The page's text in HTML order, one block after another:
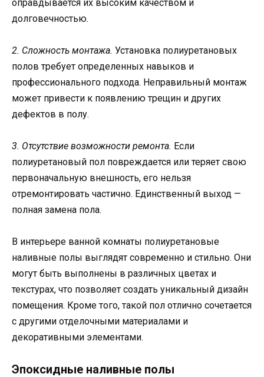
оправдывается их высоким качеством и
долговечностью.
2. Сложность монтажа. Установка полиуретановых
полов требует определенных навыков и
профессионального подхода. Неправильный монтаж
может привести к появлению трещин и других
дефектов в полу.
3. Отсутствие возможности ремонта. Если
полиуретановый пол повреждается или теряет свою
первоначальную внешность, его нельзя
отремонтировать частично. Единственный выход —
полная замена пола.
В интерьере ванной комнаты полиуретановые
наливные полы выглядят современно и стильно. Они
могут быть выполнены в различных цветах и
текстурах, что позволяет создать уникальный дизайн
помещения. Кроме того, такой пол отлично сочетается
с другими отделочными материалами и
декоративными элементами.
Эпоксидные наливные полы